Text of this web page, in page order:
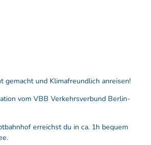
e
n
gemacht und Klima­freundlich anreisen!
vom VBB Verkehrsverbund Berlin-
erreichst du in ca. 1h bequem